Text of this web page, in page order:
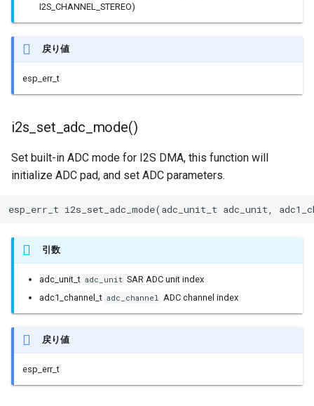
I2S_CHANNEL_STEREO)
戻り値
esp_err_t
i2s_set_adc_mode()
Set built-in ADC mode for I2S DMA, this function will
initialize ADC pad, and set ADC parameters.
esp_err_t i2s_set_adc_mode(adc_unit_t adc_unit,
引数
adc_unit_t adc_unit SAR ADC unit index
adc1_channel_t adc_channel ADC channel index
戻り値
esp_err_t